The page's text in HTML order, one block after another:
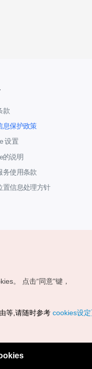
款
息保护政策
设置
的说明
务使用条款
置信息处理方针
。
点击“同意"键，
等,请随时参考 cookies设